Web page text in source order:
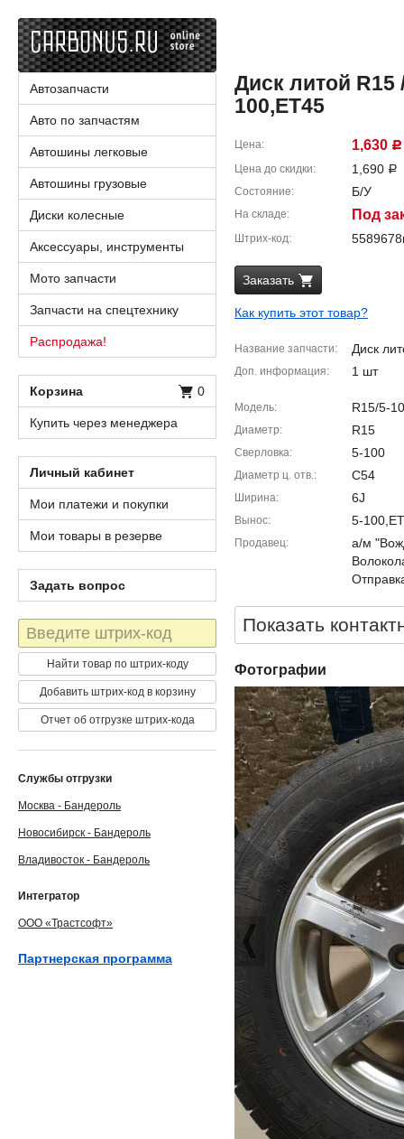
Диск литой R15
100,ET45
Цена 1,630 Р
Цена до скидки 1,690 Р
Состояние Б/У
На складе Под
Штрих-код
Заказать
Как купить этот товар?
Название запчасти Диск
Доп. информация 1 шт
Модель R15/5-
Диаметр R15
Сверловка 5-100
Диаметр ц. отв. C54
Ширина 6J
Вынос 5-
Продавец
а/м
Показать
Фотографии
Автозапчасти
Авто по запчастям
Автошины легковые
Автошины грузовые
Диски колесные
Аксессуары, инструменты
Мото запчасти
Запчасти на спецтехнику
Распродажа!
Корзина 0
Купить через менеджера
Личный кабинет
Мои платежи и покупки
Мои товары в резерве
Задать вопрос
Штрих-
код
Найти товар по штрих-коду
Добавить штрих-код в корзину
Отчет об отгрузке штрих-кода
Службы отгрузки
Москва - Бандероль
Новосибирск - Бандероль
Владивосток - Бандероль
Интегратор
ООО «Трастсофт»
Партнерская программа